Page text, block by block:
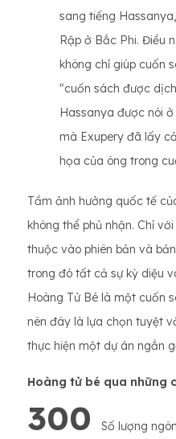
sang tiếng
Rập ở Bắc Phi. Điều
không chỉ giúp cuốn
"cuốn sách được
Hassanya được nói
mà Exupery đã lấy
họa của ông trong
Tầm ảnh hưởng quốc tế
không thể phủ nhận. Chỉ
thuộc vào phiên bản và
trong đó tất cả sự kỳ diệu
Hoàng Tử Bé là một cuốn
nên đây là lựa chọn tuyệt
thực hiện một dự án ngắn
Hoàng tử bé qua những
300
Số lượng